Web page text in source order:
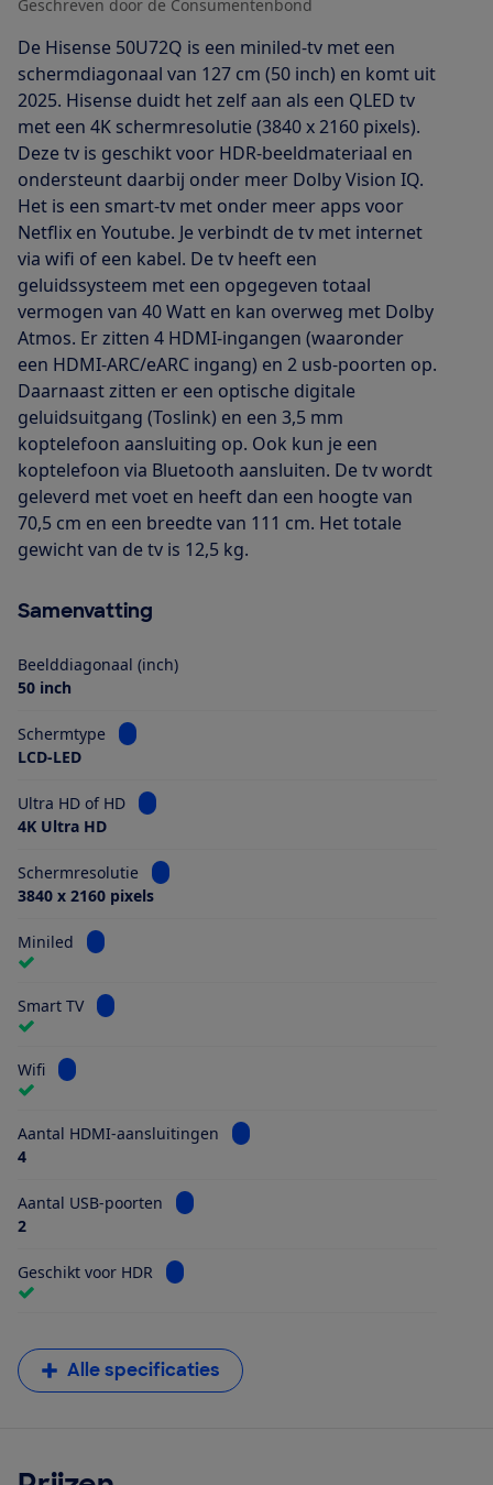
Geschreven door de Consumentenbond
De Hisense 50U72Q is een miniled-tv met een
schermdiagonaal van 127 cm (50 inch) en komt uit
2025. Hisense duidt het zelf aan als een QLED tv
met een 4K schermresolutie (3840 x 2160 pixels).
Deze tv is geschikt voor HDR-beeldmateriaal en
ondersteunt daarbij onder meer Dolby Vision IQ.
Het is een smart-tv met onder meer apps voor
Netflix en Youtube. Je verbindt de tv met internet
via wifi of een kabel. De tv heeft een
geluidssysteem met een opgegeven totaal
vermogen van 40 Watt en kan overweg met Dolby
Atmos. Er zitten 4 HDMI-ingangen (waaronder
een HDMI-ARC/eARC ingang) en 2 usb-poorten op.
Daarnaast zitten er een optische digitale
geluidsuitgang (Toslink) en een 3,5 mm
koptelefoon aansluiting op. Ook kun je een
koptelefoon via Bluetooth aansluiten. De tv wordt
geleverd met voet en heeft dan een hoogte van
70,5 cm en een breedte van 111 cm. Het totale
gewicht van de tv is 12,5 kg.
Samenvatting
Beelddiagonaal (inch)
50 inch
Schermtype
Bekijk informatie voor Schermtype
LCD-LED
Ultra HD of HD
Bekijk informatie voor Ultra HD of HD
4K Ultra HD
Schermresolutie
Bekijk informatie voor Schermresolutie
3840 x 2160 pixels
Miniled Bekijk informatie voor Miniled
Smart TV Bekijk informatie voor Smart TV
Wifi Bekijk informatie voor Wifi
Aantal HDMI-aansluitingen
Bekijk informatie voor Aantal
4
Aantal USB-poorten
Bekijk informatie voor Aantal USB-poorten
2
Geschikt voor HDR Bekijk informatie voor Geschikt voor HDR
Alle specificaties